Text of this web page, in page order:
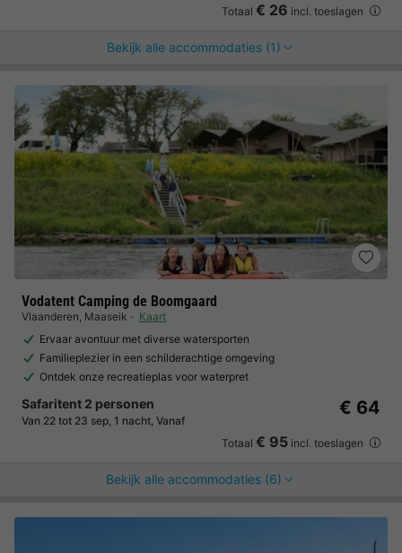
Totaal € 26 incl. toeslagen
Bekijk alle accommodaties (1)
Vodatent Camping de Boomgaard
Vlaanderen, Maaseik
Kaart
Ervaar avontuur met diverse watersporten
Familieplezier in een schilderachtige omgeving
Ontdek onze recreatieplas voor waterpret
Safaritent 2 personen
Van 22 tot 23 sep, 1 nacht, Vanaf
€ 64
Totaal € 95 incl. toeslagen
Bekijk alle accommodaties (6)